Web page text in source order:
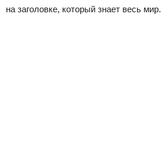
на заголовке, который знает весь мир.